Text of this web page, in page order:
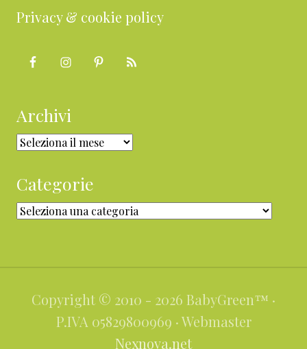
Privacy & cookie policy
Archivi
Archivi
Categorie
Categorie
Copyright © 2010 - 2026 BabyGreen™ ·
P.IVA 05829800969 · Webmaster
Nexnova.net